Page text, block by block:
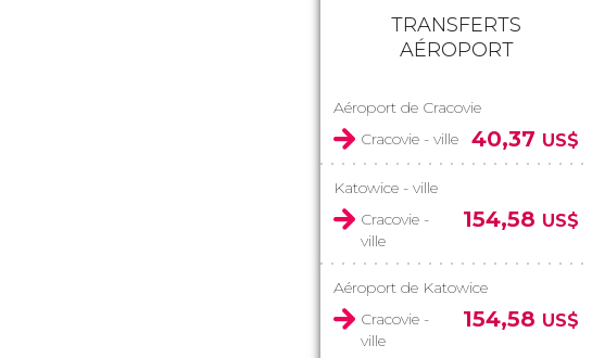
TRANSFERTS
AÉROPORT
Aéroport de Cracovie
Cracovie - ville
40,37 US$
Katowice - ville
Cracovie -
ville
154,58 US$
Aéroport de Katowice
Cracovie -
ville
154,58 US$